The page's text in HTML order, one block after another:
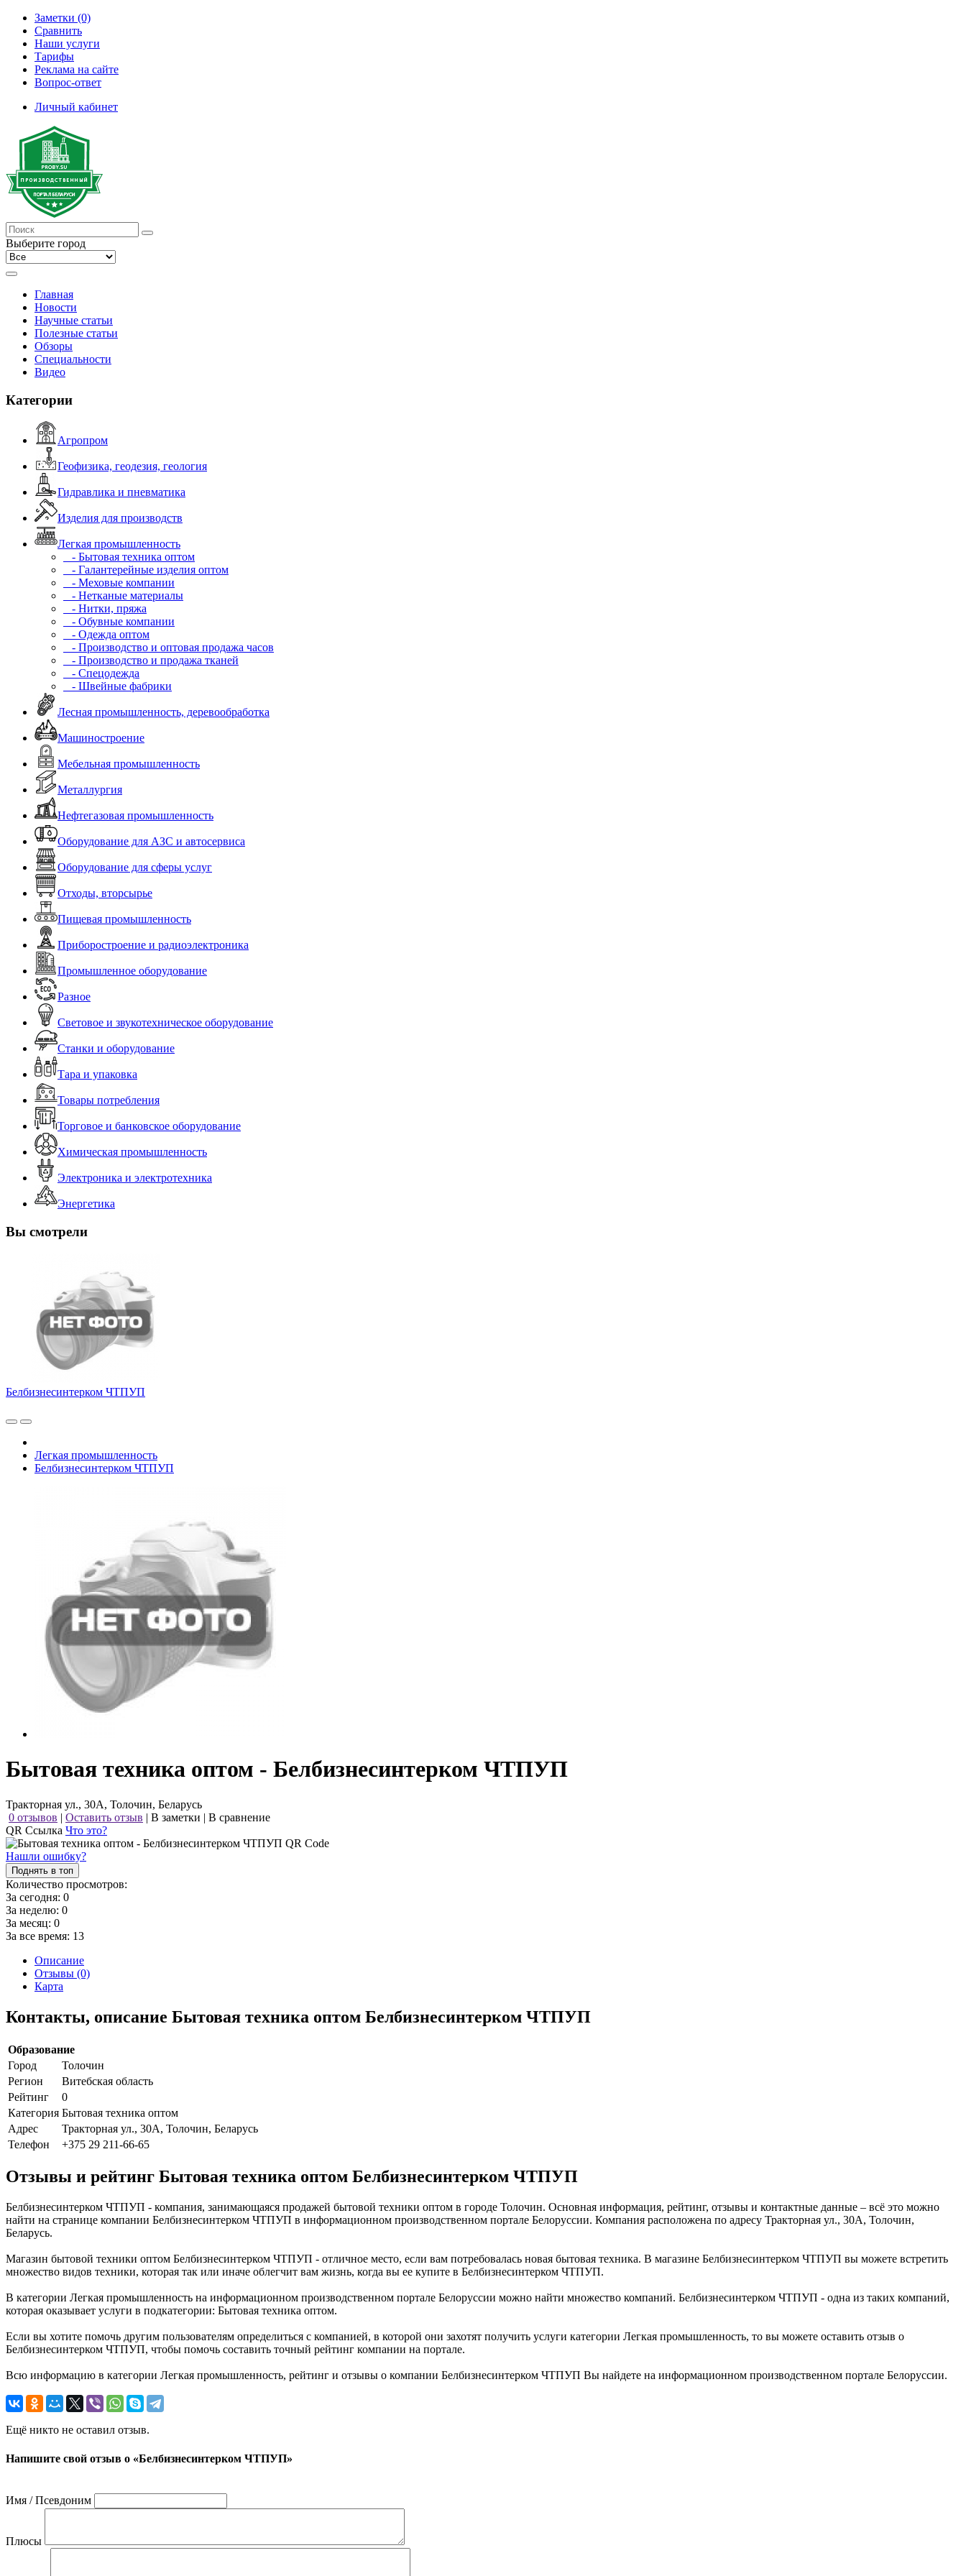
Заметки (0)
Сравнить
Наши услуги
Тарифы
Реклама на сайте
Вопрос-ответ
Личный кабинет
Выберите город
Главная
Новости
Научные статьи
Полезные статьи
Обзоры
Специальности
Видео
Категории
Агропром
Геофизика, геодезия, геология
Гидравлика и пневматика
Изделия для производств
Легкая промышленность
- Бытовая техника оптом
- Галантерейные изделия оптом
- Меховые компании
- Нетканые материалы
- Нитки, пряжа
- Обувные компании
- Одежда оптом
- Производство и оптовая продажа часов
- Производство и продажа тканей
- Спецодежда
- Швейные фабрики
Лесная промышленность, деревообработка
Машиностроение
Мебельная промышленность
Металлургия
Нефтегазовая промышленность
Оборудование для АЗС и автосервиса
Оборудование для сферы услуг
Отходы, вторсырье
Пищевая промышленность
Приборостроение и радиоэлектроника
Промышленное оборудование
Разное
Световое и звукотехническое оборудование
Станки и оборудование
Тара и упаковка
Товары потребления
Торговое и банковское оборудование
Химическая промышленность
Электроника и электротехника
Энергетика
Вы смотрели
Белбизнесинтерком ЧТПУП
Легкая промышленность
Белбизнесинтерком ЧТПУП
Бытовая техника оптом - Белбизнесинтерком ЧТПУП
Тракторная ул., 30А, Толочин, Беларусь
0 отзывов | Оставить отзыв | В заметки | В сравнение
QR Ссылка Что это?
Нашли ошибку?
Поднять в топ
Количество просмотров:
За сегодня: 0
За неделю: 0
За месяц: 0
За все время: 13
Описание
Отзывы (0)
Карта
Контакты, описание Бытовая техника оптом Белбизнесинтерком ЧТПУП
Образование
Город
Толочин
Регион
Витебская область
Рейтинг
0
Категория Бытовая техника оптом
Адрес
Тракторная ул., 30А, Толочин, Беларусь
Телефон
+375 29 211-66-65
Отзывы и рейтинг Бытовая техника оптом Белбизнесинтерком ЧТПУП
Белбизнесинтерком ЧТПУП - компания, занимающаяся продажей бытовой техники оптом в городе Толочин. Основная информация, рейтинг, отзывы и контактные данные – всё это можно
найти на странице компании Белбизнесинтерком ЧТПУП в информационном производственном портале Белоруссии. Компания расположена по адресу Тракторная ул., 30А, Толочин,
Беларусь.
Магазин бытовой техники оптом Белбизнесинтерком ЧТПУП - отличное место, если вам потребовалась новая бытовая техника. В магазине Белбизнесинтерком ЧТПУП вы можете встретить
множество видов техники, которая так или иначе облегчит вам жизнь, когда вы ее купите в Белбизнесинтерком ЧТПУП.
В категории Легкая промышленность на информационном производственном портале Белоруссии можно найти множество компаний. Белбизнесинтерком ЧТПУП - одна из таких компаний,
которая оказывает услуги в подкатегории: Бытовая техника оптом.
Если вы хотите помочь другим пользователям определиться с компанией, в которой они захотят получить услуги категории Легкая промышленность, то вы можете оставить отзыв о
Белбизнесинтерком ЧТПУП, чтобы помочь составить точный рейтинг компании на портале.
Всю информацию в категории Легкая промышленность, рейтинг и отзывы о компании Белбизнесинтерком ЧТПУП Вы найдете на информационном производственном портале Белоруссии.
Ещё никто не оставил отзыв.
Напишите свой отзыв о «Белбизнесинтерком ЧТПУП»
Имя / Псевдоним
Плюсы